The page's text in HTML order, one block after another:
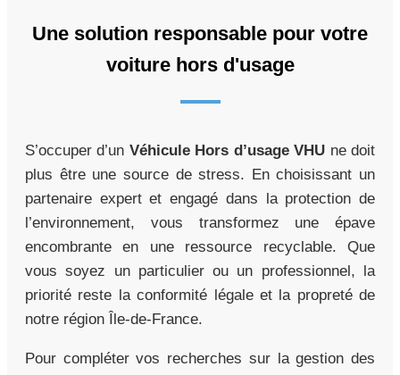
Une solution responsable pour votre
voiture hors d'usage
S’occuper d’un Véhicule Hors d’usage VHU ne doit
plus être une source de stress. En choisissant un
partenaire expert et engagé dans la protection de
l’environnement, vous transformez une épave
encombrante en une ressource recyclable. Que
vous soyez un particulier ou un professionnel, la
priorité reste la conformité légale et la propreté de
notre région Île-de-France.
Pour compléter vos recherches sur la gestion des